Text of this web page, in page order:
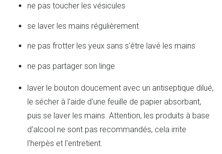
ne pas toucher les vésicules
se laver les mains régulièrement
ne pas frotter les yeux sans s'être lavé les mains
ne pas partager son linge
laver le bouton doucement avec un antiseptique dilué,
le sécher à l'aide d'une feuille de papier absorbant,
puis se laver les mains. Attention, les produits à base
d'alcool ne sont pas recommandés, cela irrite
l'herpès et l'entretient.